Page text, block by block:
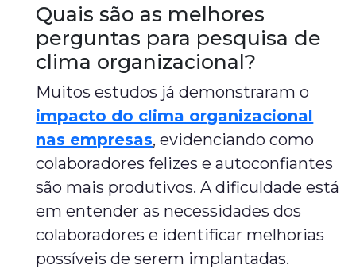
Quais são as melhores
perguntas para pesquisa de
clima organizacional?
Muitos estudos já demonstraram o
impacto do clima organizacional
nas empresas, evidenciando como
colaboradores felizes e autoconfiantes
são mais produtivos. A dificuldade está
em entender as necessidades dos
colaboradores e identificar melhorias
possíveis de serem implantadas.